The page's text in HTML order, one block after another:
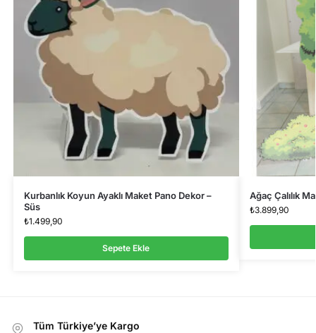
Kurbanlık Koyun Ayaklı Maket Pano Dekor –
Süs
₺1.499,90
Sepete Ekle
Ağaç Çalılık
₺3.899,90
Tüm Türkiye’ye Kargo